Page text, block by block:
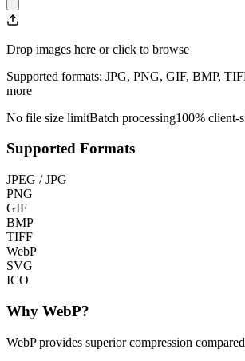
Drop images here or click to browse
Supported formats: JPG, PNG, GIF, BMP,
more
No file size limitBatch processing100% client-
Supported Formats
JPEG / JPG
PNG
GIF
BMP
TIFF
WebP
SVG
ICO
Why WebP?
WebP provides superior compression